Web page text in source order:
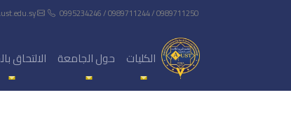
0995234246 / 0989711244 / 0989711250
الكليات حول الجامعة الالتحاق